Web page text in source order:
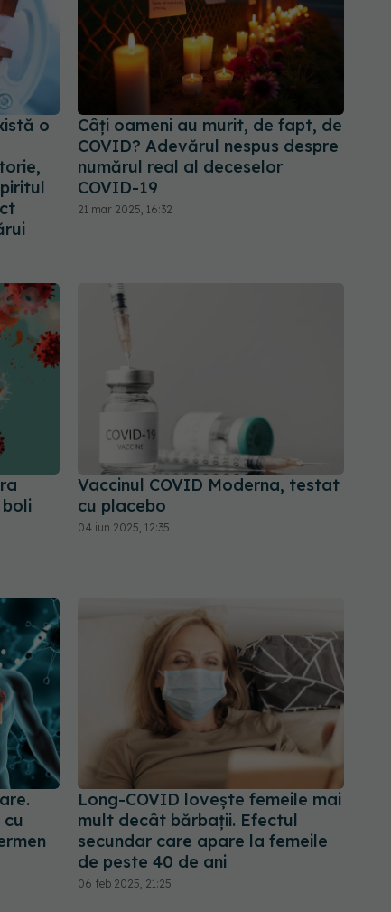
o
Câți oameni au murit, de fapt, de
COVID? Adevărul nespus despre
numărul real al deceselor
COVID-19
21 mar 2025, 16:32
Vaccinul COVID Moderna, testat
cu placebo
04 iun 2025, 12:35
Long-COVID lovește femeile mai
mult decât bărbații. Efectul
secundar care apare la femeile
de peste 40 de ani
06 feb 2025, 21:25